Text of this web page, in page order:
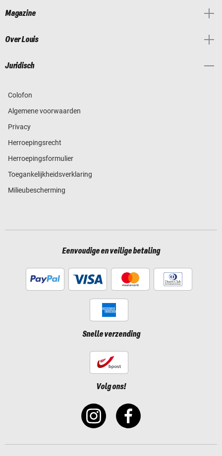
Magazine
Over Louis
Juridisch
Colofon
Algemene voorwaarden
Privacy
Herroepingsrecht
Herroepingsformulier
Toegankelijkheidsverklaring
Milieubescherming
Eenvoudige en veilige betaling
Snelle verzending
Volg ons!